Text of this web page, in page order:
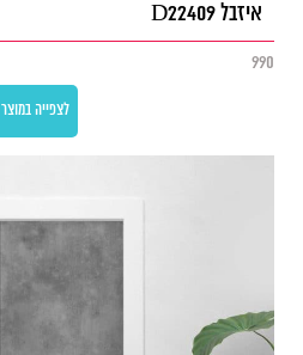
איזבל D22409
990
לצפייה במוצר